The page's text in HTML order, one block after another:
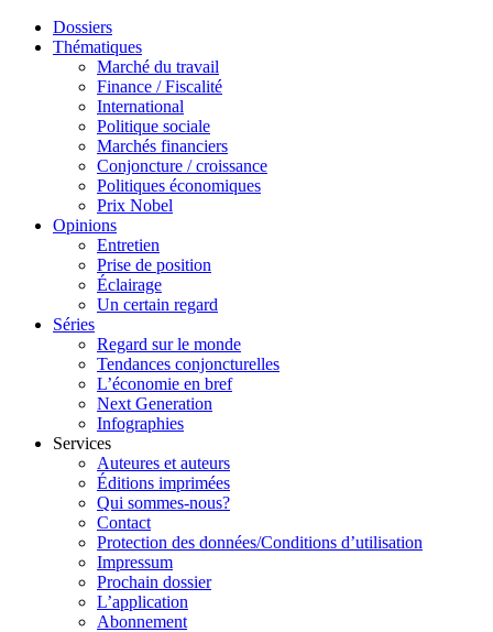
Dossiers
Thématiques
Marché du travail
Finance / Fiscalité
International
Politique sociale
Marchés financiers
Conjoncture / croissance
Politiques économiques
Prix Nobel
Opinions
Entretien
Prise de position
Éclairage
Un certain regard
Séries
Regard sur le monde
Tendances conjoncturelles
L’économie en bref
Next Generation
Infographies
Services
Auteures et auteurs
Éditions imprimées
Qui sommes-nous?
Contact
Protection des données/Conditions d’utilisation
Impressum
Prochain dossier
L’application
Abonnement